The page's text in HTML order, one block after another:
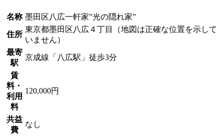
名称 墨田区八広一軒家”光の隠れ家”
住所
東京都墨田区八広４丁目（地図は正確な位置を示して
いません）
最寄
駅
京成線「八広駅」徒歩3分
賃
料・
利用
料
120,000円
共益
費
なし